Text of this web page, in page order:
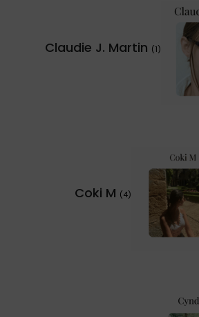
Claudie J. Martin (1)
Coki M (4)